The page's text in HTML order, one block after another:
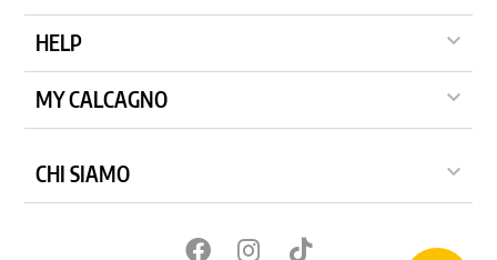
HELP 
MY CALCAGNO 
CHI SIAMO 